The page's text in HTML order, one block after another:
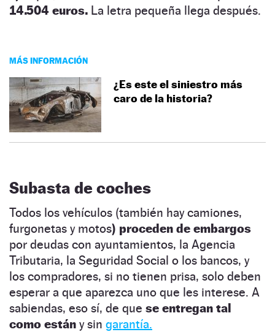
14.504 euros. La letra pequeña llega después.
MÁS INFORMACIÓN
¿Es este el siniestro más
caro de la historia?
Subasta de coches
Todos los vehículos (también hay camiones,
furgonetas y motos) proceden de embargos
por deudas con ayuntamientos, la Agencia
Tributaria, la Seguridad Social o los bancos, y
los compradores, si no tienen prisa, solo deben
esperar a que aparezca uno que les interese. A
sabiendas, eso sí, de que se entregan tal
como están y sin garantía.